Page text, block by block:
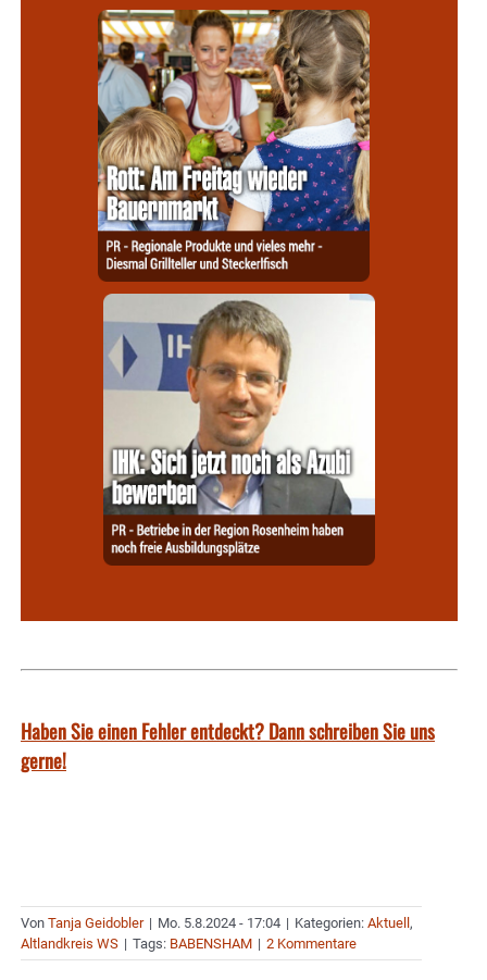
Haben Sie einen Fehler entdeckt? Dann schreiben Sie uns
gerne!
Von Tanja Geidobler | Mo. 5.8.2024 - 17:04 | Kategorien: Aktuell,
Altlandkreis WS | Tags: BABENSHAM | 2 Kommentare